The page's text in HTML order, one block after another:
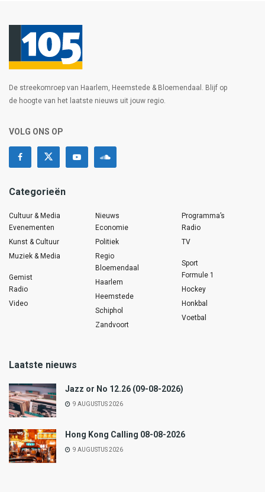
De streekomroep van Haarlem, Heemstede & Bloemendaal. Blijf op
de hoogte van het laatste nieuws uit jouw regio.
VOLG ONS OP
Categorieën
Cultuur & Media
Evenementen
Kunst & Cultuur
Muziek & Media
Gemist
Radio
Video
Nieuws
Economie
Politiek
Regio
Bloemendaal
Haarlem
Heemstede
Schiphol
Zandvoort
Programma’s
Radio
TV
Sport
Formule 1
Hockey
Honkbal
Voetbal
Laatste nieuws
Jazz or No 12.26 (09-08-2026)
9 AUGUSTUS 2026
Hong Kong Calling 08-08-2026
9 AUGUSTUS 2026